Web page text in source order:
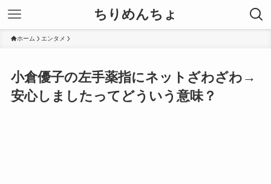
ちりめんちょ
ホーム エンタメ
小倉優子の左手薬指にネットざわざわ→
安心しましたってどういう意味？